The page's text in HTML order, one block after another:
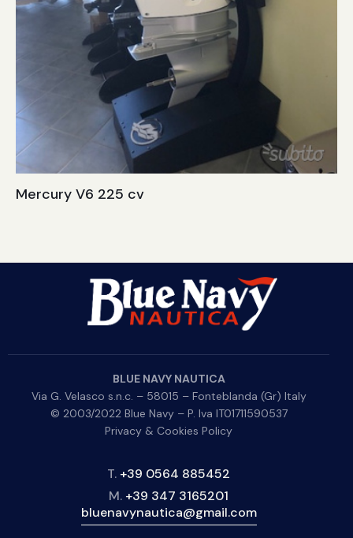
Mercury V6 225 cv
BLUE NAVY NAUTICA
Via G. Velasco s.n.c. – 58015 – Fonteblanda (Gr) Italy
© 2003/2022 Blue Navy – P. Iva IT01711590537
Privacy & Cookies Policy
T. +39 0564 885452
M. +39 347 3165201
bluenavynautica@gmail.com